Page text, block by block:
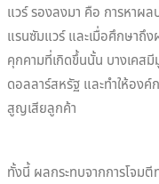
แวร์ รองลงมา คือ การหาผล
แรนซัมแวร์ และเมื่อศึกษาถึ
คุกคามที่เกิดขึ้นนั้น บางเคส
ดอลลาร์สหรัฐ และทำให้อง
สูญเสียลูกค้า
ทั้งนี้ ผลกระทบจากการโจมตี